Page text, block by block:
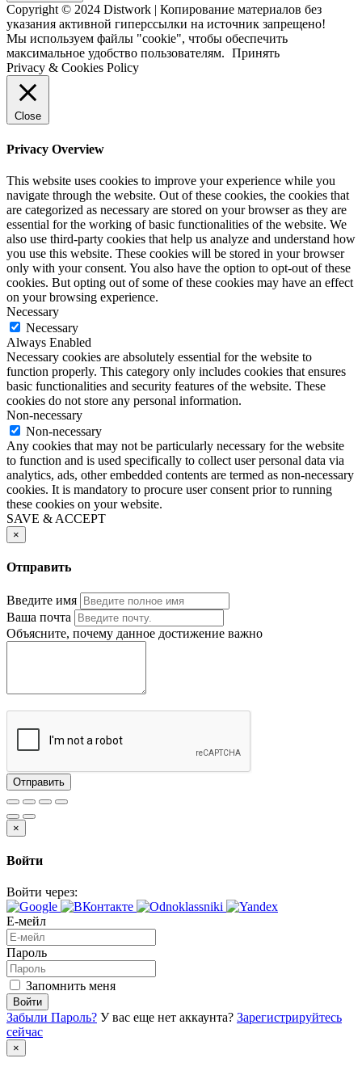
Copyright © 2024 Distwork | Копирование материалов без
указания активной гиперссылки на источник запрещено!
Мы используем файлы "cookie", чтобы обеспечить
максимальное удобство пользователям. Принять
Privacy & Cookies Policy
Close
Privacy Overview
This website uses cookies to improve your experience while you
navigate through the website. Out of these cookies, the cookies that
are categorized as necessary are stored on your browser as they are
essential for the working of basic functionalities of the website. We
also use third-party cookies that help us analyze and understand how
you use this website. These cookies will be stored in your browser
only with your consent. You also have the option to opt-out of these
cookies. But opting out of some of these cookies may have an effect
on your browsing experience.
Necessary
Necessary
Always Enabled
Necessary cookies are absolutely essential for the website to
function properly. This category only includes cookies that ensures
basic functionalities and security features of the website. These
cookies do not store any personal information.
Non-necessary
Non-necessary
Any cookies that may not be particularly necessary for the website
to function and is used specifically to collect user personal data via
analytics, ads, other embedded contents are termed as non-necessary
cookies. It is mandatory to procure user consent prior to running
these cookies on your website.
SAVE & ACCEPT
×
Отправить
Введите имя
Ваша почта
Объясните, почему данное достижение важно
Отправить
×
Войти
Войти через:
Е-мейл
Пароль
Запомнить меня
Войти
Забыли Пароль? У вас еще нет аккаунта? Зарегистрируйтесь
сейчас
×